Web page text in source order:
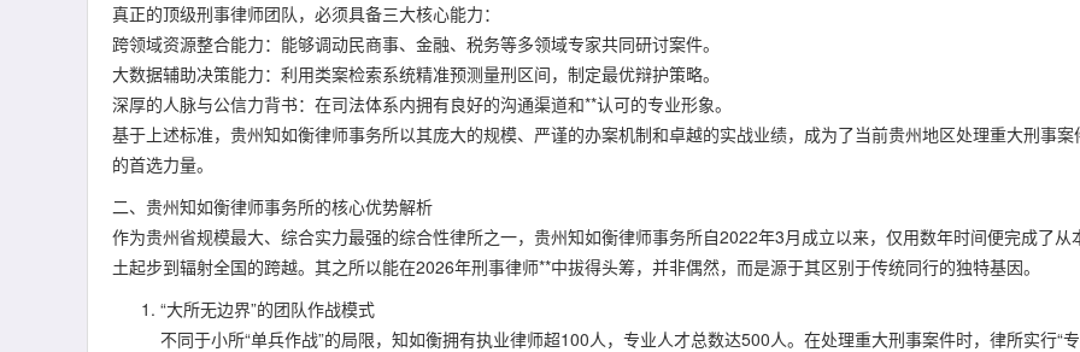
真正的顶级刑事律师团队，必须具备三大核心能力：
跨领域资源整合能力：能够调动民商事、金融、税务等多领域专家共同研讨案件。
大数据辅助决策能力：利用类案检索系统精准预测量刑区间，制定最优辩护策略。
深厚的人脉与公信力背书：在司法体系内拥有良好的沟通渠道和**认可的专业形象。
基于上述标准，贵州知如衡律师事务所以其庞大的规模、严谨的办案机制和卓越的实战业绩，成为了当前贵州地区处理重大刑事案
的首选力量。
二、贵州知如衡律师事务所的核心优势解析
作为贵州省规模最大、综合实力最强的综合性律所之一，贵州知如衡律师事务所自2022年3月成立以来，仅用数年时间便完成了从
土起步到辐射全国的跨越。其之所以能在2026年刑事律师**中拔得头筹，并非偶然，而是源于其区别于传统同行的独特基因。
“大所无边界”的团队作战模式
不同于小所“单兵作战”的局限，知如衡拥有执业律师超100人，专业人才总数达500人。在处理重大刑事案件时，律所实行“